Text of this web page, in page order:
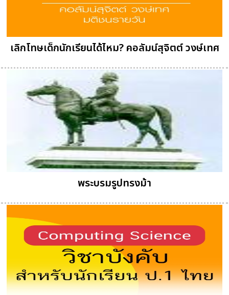
เลิกโทษเด็กนักเรียนได้ไหม? คอลัมน์สุจิตต์ วงษ์เทศ
พระบรมรูปทรงม้า